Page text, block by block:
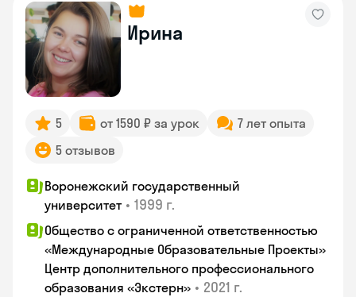
Ирина
5 от 1590 ₽ за урок
7 лет опыта
5 отзывов
Воронежский государственный
университет • 1999 г.
Общество с ограниченной ответственностью
«Международные Образовательные Проекты»
Центр дополнительного профессионального
образования «Экстерн» • 2021 г.